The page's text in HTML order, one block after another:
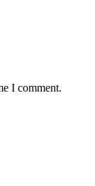
I comment.